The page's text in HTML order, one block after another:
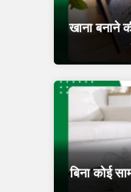
खाना बनाने
बिना कोई